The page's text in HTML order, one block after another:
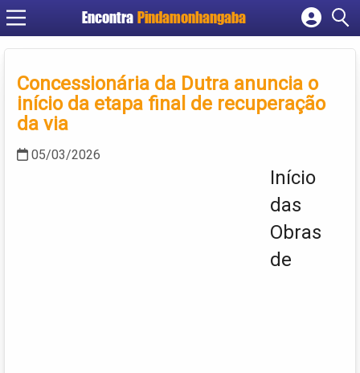
Encontra Pindamonhangaba
Cadastrar empresa
Criar conta
Concessionária da Dutra anuncia o
início da etapa final de recuperação
da via
05/03/2026
Início
das
Obras
de